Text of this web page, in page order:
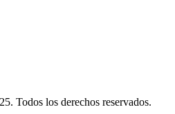
Todos los derechos reservados.